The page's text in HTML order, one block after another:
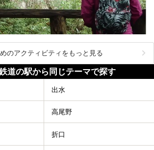
のアクティビティをもっと見る
道の駅から同じテーマで探す
出水
高尾野
折口